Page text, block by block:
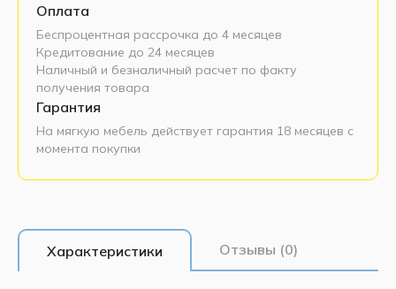
Оплата
Беспроцентная рассрочка до 4 месяцев
Кредитование до 24 месяцев
Наличный и безналичный расчет по факту
получения товара
Гарантия
На мягкую мебель действует гарантия 18 месяцев с
момента покупки
Характеристики Отзывы (0)